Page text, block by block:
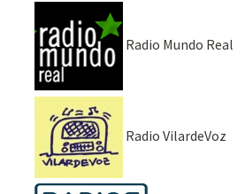
Radio Mundo Real
Radio VilardeVoz